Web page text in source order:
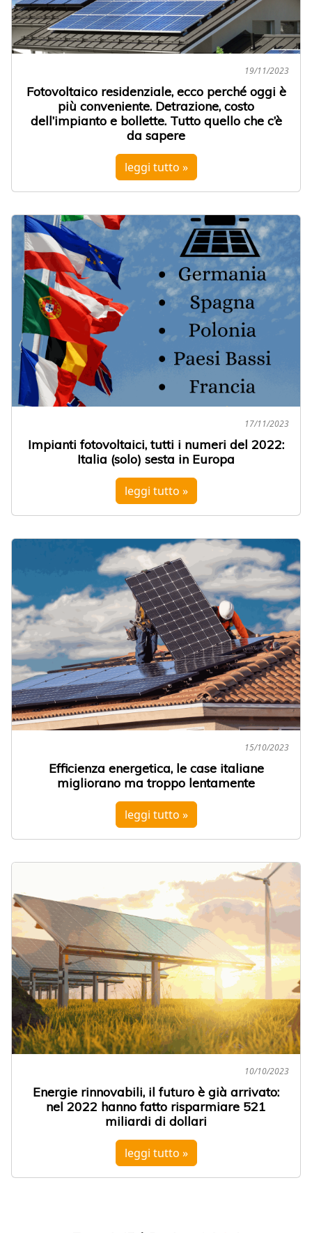
19/11/2023
Fotovoltaico residenziale, ecco perché oggi è
più conveniente. Detrazione, costo
dell’impianto e bollette. Tutto quello che c’è
da sapere
leggi tutto »
17/11/2023
Impianti fotovoltaici, tutti i numeri del 2022:
Italia (solo) sesta in Europa
leggi tutto »
15/10/2023
Efficienza energetica, le case italiane
migliorano ma troppo lentamente
leggi tutto »
10/10/2023
Energie rinnovabili, il futuro è già arrivato:
nel 2022 hanno fatto risparmiare 521
miliardi di dollari
leggi tutto »